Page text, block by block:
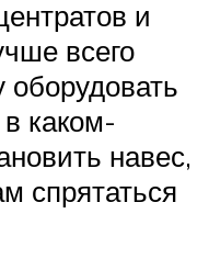
и
всего
каком-
навес,
спрятаться